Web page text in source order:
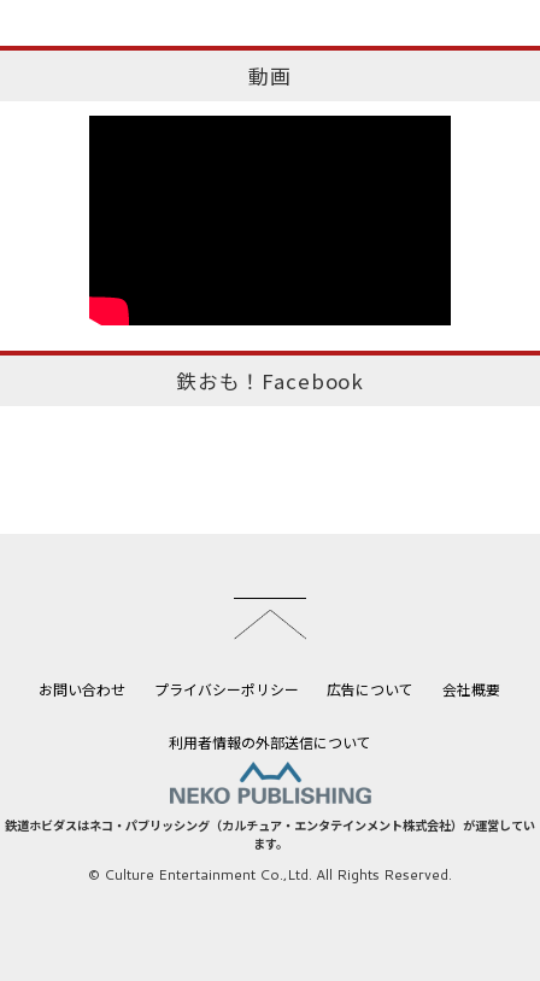
動画
鉄おも！Facebook
お問い合わせ プライバシーポリシー 広告について 会社概要
利用者情報の外部送信について
鉄道ホビダスはネコ・パブリッシング（カルチュア・エンタテインメント株式会社）が運営してい
ます。
© Culture Entertainment Co.,Ltd. All Rights Reserved.